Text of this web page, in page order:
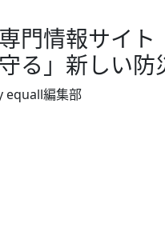
門情報サイ
る」新しい防
equall編集部